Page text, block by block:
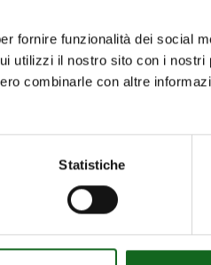
fornire funzionalità dei social
utilizzi il nostro sito con i nostri
combinarle con altre
Statistiche